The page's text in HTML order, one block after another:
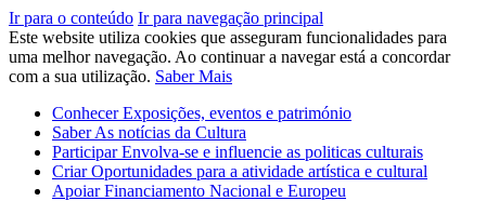
Ir para o conteúdo Ir para navegação principal
Este website utiliza cookies que asseguram funcionalidades para
uma melhor navegação. Ao continuar a navegar está a concordar
com a sua utilização. Saber Mais
ConhecerExposições, eventos e património
SaberAs notícias da Cultura
ParticiparEnvolva-se e influencie as politicas culturais
CriarOportunidades para a atividade artística e cultural
ApoiarFinanciamento Nacional e Europeu